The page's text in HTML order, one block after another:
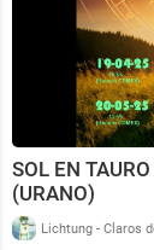
SOL EN
(URANO)
Lichtung - Claros